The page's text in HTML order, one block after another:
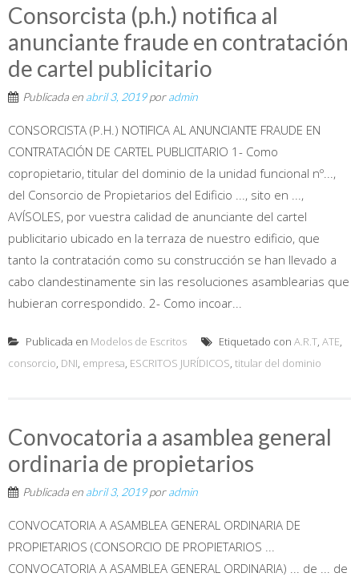
Consorcista (p.h.) notifica al
anunciante fraude en contratación
de cartel publicitario
Publicada en abril 3, 2019poradmin
CONSORCISTA (P.H.) NOTIFICA AL ANUNCIANTE FRAUDE EN
CONTRATACIÓN DE CARTEL PUBLICITARIO 1- Como
copropietario, titular del dominio de la unidad funcional nº...,
del Consorcio de Propietarios del Edificio ..., sito en ...,
AVÍSOLES, por vuestra calidad de anunciante del cartel
publicitario ubicado en la terraza de nuestro edificio, que
tanto la contratación como su construcción se han llevado a
cabo clandestinamente sin las resoluciones asamblearias que
hubieran correspondido. 2- Como incoar...
Publicada en Modelos de Escritos Etiquetado con A.R.T, ATE,
consorcio, DNI, empresa, ESCRITOS JURÍDICOS, titular del dominio
Convocatoria a asamblea general
ordinaria de propietarios
Publicada en abril 3, 2019poradmin
CONVOCATORIA A ASAMBLEA GENERAL ORDINARIA DE
PROPIETARIOS (CONSORCIO DE PROPIETARIOS ...
CONVOCATORIA A ASAMBLEA GENERAL ORDINARIA) ... de ... de